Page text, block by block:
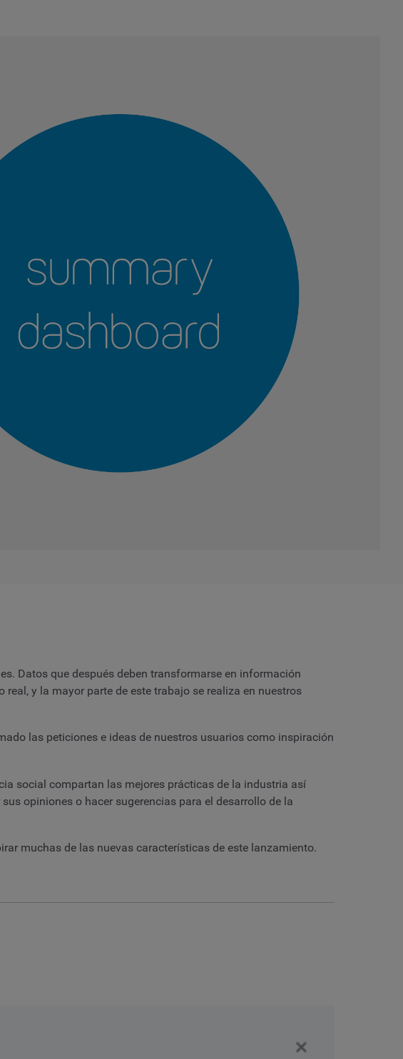
Datos que después deben transformarse en información
y la mayor parte de este trabajo se realiza en nuestros
las peticiones e ideas de nuestros usuarios como inspiración
social compartan las mejores prácticas de la industria así
opiniones o hacer sugerencias para el desarrollo de la
muchas de las nuevas características de este lanzamiento.